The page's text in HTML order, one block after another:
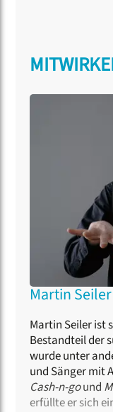
Martin Seiler
Martin Seiler ist
Bestandteil der
wurde unter
und Sänger mit
Cash-n-gound
erfüllte er sich